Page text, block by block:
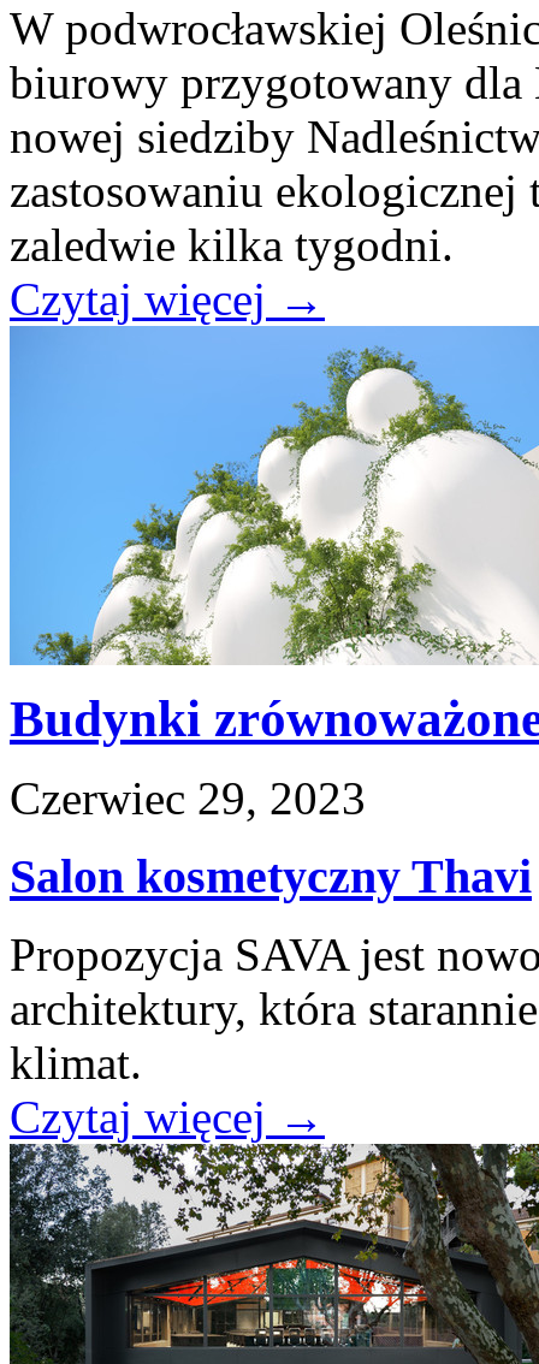
W podwrocławskiej
biurowy przygotowany dla
nowej siedziby
zastosowaniu ekologicznej
zaledwie kilka tygodni.
Czytaj więcej →
Budynki
Czerwiec 29, 2023
Salon kosmetyczny Thavi
Propozycja SAVA jest
architektury, która
klimat.
Czytaj więcej →